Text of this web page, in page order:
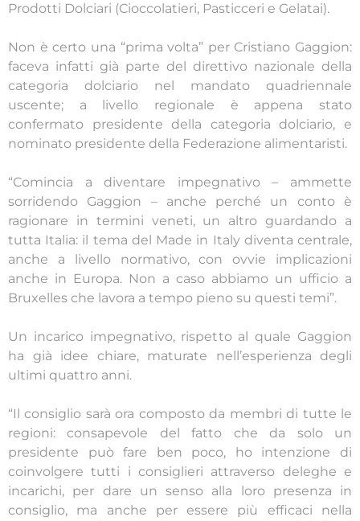
Prodotti Dolciari (Cioccolatieri, Pasticceri e Gelatai).
Non è certo una “prima volta” per Cristiano Gaggion:
faceva infatti già parte del direttivo nazionale della
categoria dolciario nel mandato quadriennale
uscente; a livello regionale è appena stato
confermato presidente della categoria dolciario, e
nominato presidente della Federazione alimentaristi.
“Comincia a diventare impegnativo – ammette
sorridendo Gaggion – anche perché un conto è
ragionare in termini veneti, un altro guardando a
tutta Italia: il tema del Made in Italy diventa centrale,
anche a livello normativo, con ovvie implicazioni
anche in Europa. Non a caso abbiamo un ufficio a
Bruxelles che lavora a tempo pieno su questi temi”.
Un incarico impegnativo, rispetto al quale Gaggion
ha già idee chiare, maturate nell’esperienza degli
ultimi quattro anni.
“Il consiglio sarà ora composto da membri di tutte le
regioni: consapevole del fatto che da solo un
presidente può fare ben poco, ho intenzione di
coinvolgere tutti i consiglieri attraverso deleghe e
incarichi, per dare un senso alla loro presenza in
consiglio, ma anche per essere più efficaci nella